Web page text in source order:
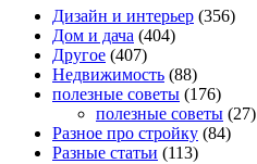
Дизайн и интерьер (356)
Дом и дача (404)
Другое (407)
Недвижимость (88)
полезные советы (176)
полезные советы (27)
Разное про стройку (84)
Разные статьи (113)